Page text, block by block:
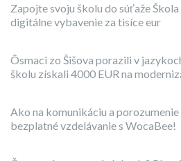
Zapojte svoju školu do súťaže
digitálne vybavenie za tisíce eur
Ôsmaci zo Šišova porazili v
školu získali 4000 EUR na
Ako na komunikáciu a
bezplatné vzdelávanie s WocaBee!